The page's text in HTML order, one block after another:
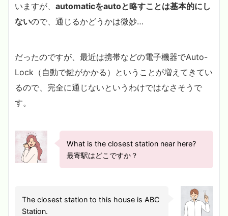
いますが、 automaticをautoと略すことは基本的にし
ないので、通じるかどうかは微妙…
だったのですが、最近は携帯などの電子機器でAuto-
Lock（自動で鍵がかかる）ということが増えてきてい
るので、完全に通じないというわけではなさそうで
す。
What is the closest station near here?
最寄駅はどこですか？
The closest station to this house is ABC
Station.